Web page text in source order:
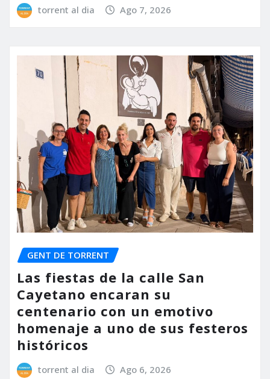
torrent al dia Ago 7, 2026
GENT DE TORRENT
Las fiestas de la calle San
Cayetano encaran su
centenario con un emotivo
homenaje a uno de sus festeros
históricos
torrent al dia Ago 6, 2026